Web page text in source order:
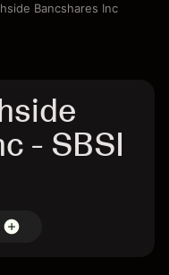
Bancshares Inc
- SBSI